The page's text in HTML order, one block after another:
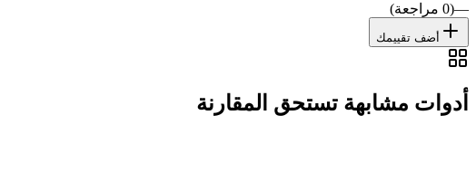
—
(
0 مراجعة)
أضف تقييمك
أدوات مشابهة تستحق المقارنة